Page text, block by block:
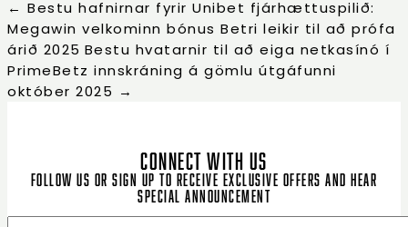
← Bestu hafnirnar fyrir Unibet fjárhættuspilið:
Megawin velkominn bónus Betri leikir til að prófa
árið 2025 Bestu hvatarnir til að eiga netkasínó í
PrimeBetz innskráning á gömlu útgáfunni
október 2025 →
CONNECT WITH US
Follow us or sign up to receive exclusive offers and hear
special announcement